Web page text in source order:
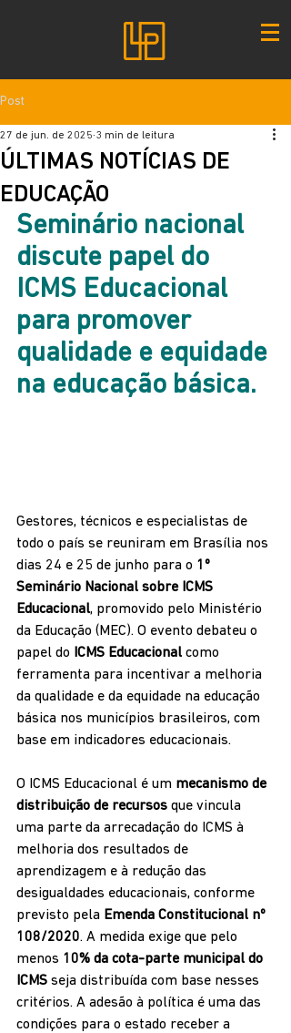
Post
ÚLTIMAS NOTÍCIAS DE
EDUCAÇÃO
27 de jun. de 2025 3 min de leitura
Seminário nacional
discute papel do
ICMS Educacional
para promover
qualidade e equidade
na educação básica.
Gestores, técnicos e especialistas de
todo o país se reuniram em Brasília nos
dias 24 e 25 de junho para o 1º
Seminário Nacional sobre ICMS
Educacional, promovido pelo Ministério
da Educação (MEC). O evento debateu o
papel do ICMS Educacional como
ferramenta para incentivar a melhoria
da qualidade e da equidade na educação
básica nos municípios brasileiros, com
base em indicadores educacionais.
O ICMS Educacional é um mecanismo de
distribuição de recursos que vincula
uma parte da arrecadação do ICMS à
melhoria dos resultados de
aprendizagem e à redução das
desigualdades educacionais, conforme
previsto pela Emenda Constitucional nº
108/2020. A medida exige que pelo
menos 10% da cota-parte municipal do
ICMS seja distribuída com base nesses
critérios. A adesão à política é uma das
condições para o estado receber a